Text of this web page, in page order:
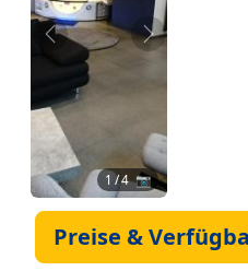
Zurück Weiter
1 / 4 📷
Preise &